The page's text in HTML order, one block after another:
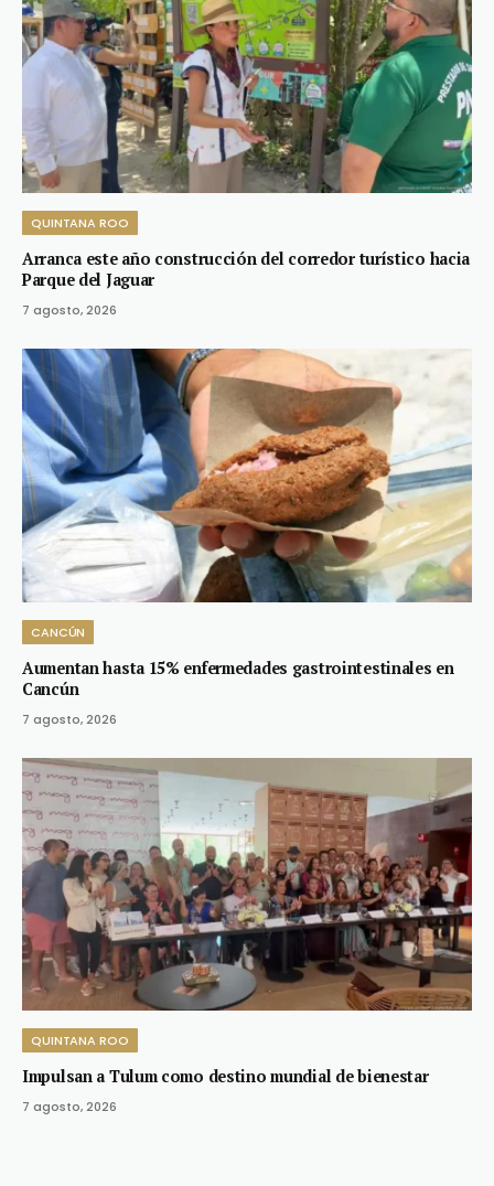
QUINTANA ROO
Arranca este año construcción del corredor turístico hacia
Parque del Jaguar
7 agosto, 2026
CANCÚN
Aumentan hasta 15% enfermedades gastrointestinales en
Cancún
7 agosto, 2026
QUINTANA ROO
Impulsan a Tulum como destino mundial de bienestar
7 agosto, 2026